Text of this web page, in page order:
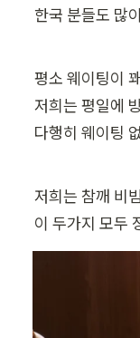
한국 분들도 많
평소 웨이팅이
저희는 평일에
다행히 웨이팅
저희는 참깨 비
이 두가지 모두